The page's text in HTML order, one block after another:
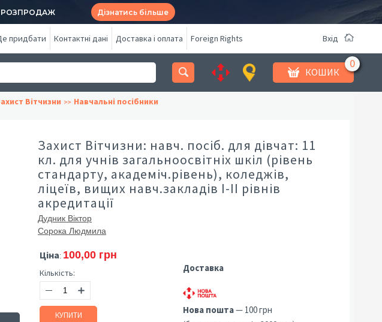
РОЗПРОДАЖ Дізнатись більше
придбати Контактні дані Доставка і оплата Foreign Rights Вхід
КОШИК
Вітчизни Навчальні посібники
Захист Вітчизни: навч. посіб. для дівчат: 11
кл. для учнів загальноосвітніх шкіл (рівень
стандарту, академіч.рівень), коледжів,
ліцеїв, вищих навч.закладів І-ІІ рівнів
акредитації
Дудник Віктор
Сорока Людмила
Ціна: 100,00 грн
Кількість:
КУПИТИ
Доставка
Нова пошта— 100 грн